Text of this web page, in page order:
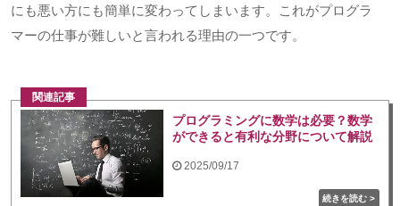
にも悪い方にも簡単に変わってしまいます。これがプログラ
マーの仕事が難しいと言われる理由の一つです。
関連記事
プログラミングに数学は必要？数学
ができると有利な分野について解説
2025/09/17